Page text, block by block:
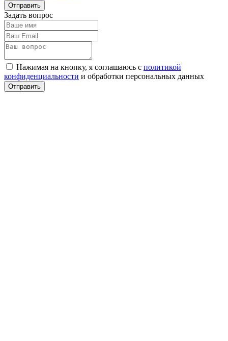
Задать вопрос
Нажимая на кнопку, я соглашаюсь с политикой
конфиденциальности и обработки персональных данных